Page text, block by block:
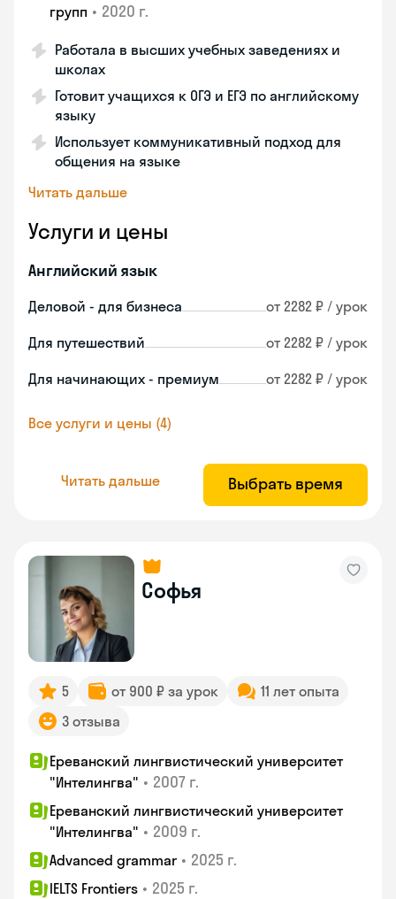
групп • 2020 г.
Работала в высших учебных заведениях и
школах
Готовит учащихся к ОГЭ и ЕГЭ по английскому
языку
Использует коммуникативный подход для
общения на языке
Читать дальше
Услуги и цены
Английский язык
Деловой - для бизнеса от 2282 ₽ / урок
Для путешествий от 2282 ₽ / урок
Для начинающих - премиум от 2282 ₽ / урок
Все услуги и цены (4)
Читать дальше Выбрать время
Софья
5 от 900 ₽ за урок
11 лет опыта
3 отзыва
Ереванский лингвистический университет
"Интелингва" • 2007 г.
Ереванский лингвистический университет
"Интелингва" • 2009 г.
Advanced grammar • 2025 г.
IELTS Frontiers • 2025 г.